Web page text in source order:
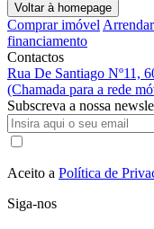
Voltar à homepage
Comprar imóvel
financiamento
Contactos
Rua De Santiago Nº11,
(Chamada para a rede
Subscreva a nossa
Aceito a Política de
Siga-nos